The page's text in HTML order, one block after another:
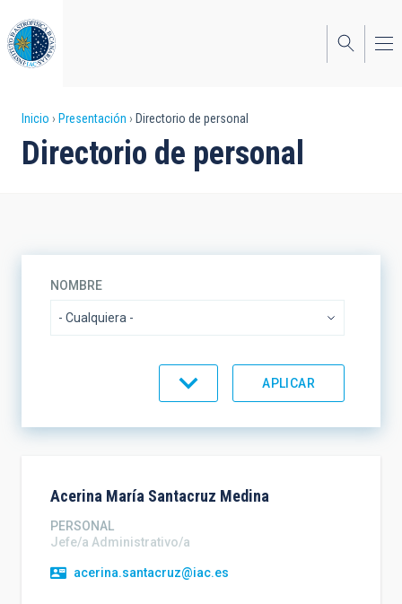
al
contenido
principal
Sobrescribir
enlaces
a
navegación
Inicio Presentación Directorio de personal
Directorio de personal
NOMBRE
Acerina María Santacruz Medina
PERSONAL
Jefe/a Administrativo/a
acerina.santacruz@iac.es